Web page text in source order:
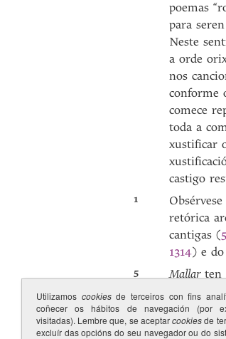
poemas
para
Neste
a orde
nos
conforme
comece
toda a
xustificar
castigo
1
retórica
cantigas (
1314) e do
5 Mallarten
cereais
sinónimo
Pereira,
Utilizamos cookiesde terceiros con fins
coñecer os hábitos de navegación (por
visitadas). Lembre que, se aceptarcookiesde
excluír das opcións do seu navegador ou do